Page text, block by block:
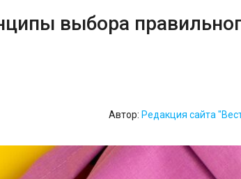
выбора
Автор: Редакция сайта